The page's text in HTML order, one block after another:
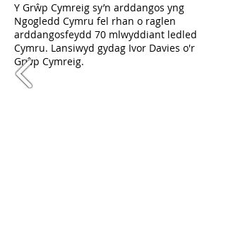
Y Grŵp Cymreig sy’n arddangos yng
Ngogledd Cymru fel rhan o raglen
arddangosfeydd 70 mlwyddiant ledled
Cymru. Lansiwyd gydag Ivor Davies o'r
Grŵp Cymreig.